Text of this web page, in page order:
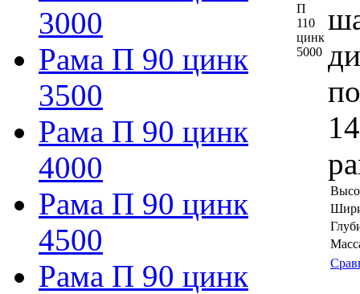
3000
Рама П 90 цинк
3500
Рама П 90 цинк
4000
Рама П 90 цинк
4500
Рама П 90 цинк